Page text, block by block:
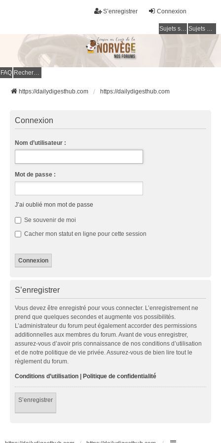
Connexion
S’enregistrer
Sujets sans réponse Sujets actifs
FAQ Rechercher
https://dailydigesthub.com https://dailydigesthub.com
Connexion
Nom d’utilisateur :
Mot de passe :
J’ai oublié mon mot de passe
Se souvenir de moi
Cacher mon statut en ligne pour cette session
S’enregistrer
Vous devez être enregistré pour vous connecter. L’enregistrement ne
prend que quelques secondes et augmente vos possibilités.
L’administrateur du forum peut également accorder des permissions
additionnelles aux membres du forum. Avant de vous enregistrer,
assurez-vous d’avoir pris connaissance de nos conditions d’utilisation
et de notre politique de vie privée. Assurez-vous de bien lire tout le
règlement du forum.
Conditions d’utilisation Politique de confidentialité
S’enregistrer